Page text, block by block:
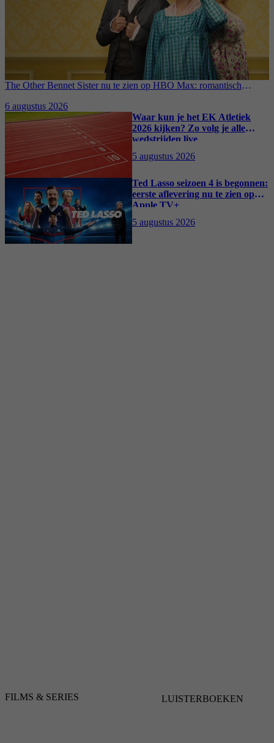
The Other Bennet Sister nu te zien op HBO Max: romantisch
6 augustus 2026
Waar kun je het EK Atletiek
2026 kijken? Zo volg je alle
wedstrijden live
5 augustus 2026
Ted Lasso seizoen 4 is begonnen:
eerste aflevering nu te zien op
Apple TV+
5 augustus 2026
FILMS & SERIES LUISTERBOEKEN